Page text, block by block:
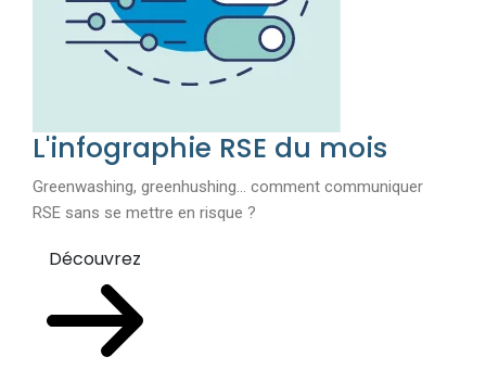
L'infographie RSE du mois
Greenwashing, greenhushing… comment communiquer
RSE sans se mettre en risque ?
Découvrez